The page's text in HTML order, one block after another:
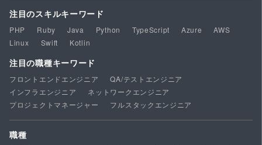
注目のスキルキーワード
PHP Ruby Java Python TypeScript Azure
AWS
Linux
Swift Kotlin
注目の職種キーワード
フロントエンドエンジニア
QA/テストエンジニア
インフラエンジニア
ネットワークエンジニア
プロジェクトマネージャー
フルスタックエンジニア
職種